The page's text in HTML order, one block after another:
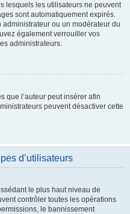
lesquels les utilisateurs ne peuvent
sont automatiquement expirés.
ou un modérateur du
également verrouiller vos
administrateurs.
que l’auteur peut insérer afin
peuvent désactiver cette
d’utilisateurs
le plus haut niveau de
contrôler toutes les opérations
le bannissement